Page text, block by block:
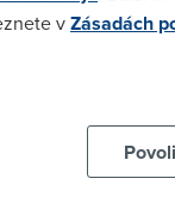
vZásadách